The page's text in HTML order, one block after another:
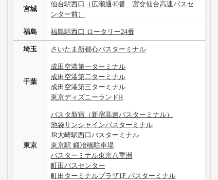
宮城
仙台駅西口（広瀬通40番 宮交仙台高速バスセ
ンター前）
福島 福島駅西口 ロータリー24番
埼玉 さいたま新都心バスターミナル
千葉
成田空港第一ターミナル
成田空港第二ターミナル
成田空港第三ターミナル
東京ディズニーランドR
東京
バスタ新宿（新宿高速バスターミナル）
池袋サンシャインバスターミナル
JR大崎駅西口バスターミナル
東京駅 鍛冶橋駐車場
バスターミナル東京八重洲
町田バスセンター
町田ターミナルプラザ1F バスターミナル